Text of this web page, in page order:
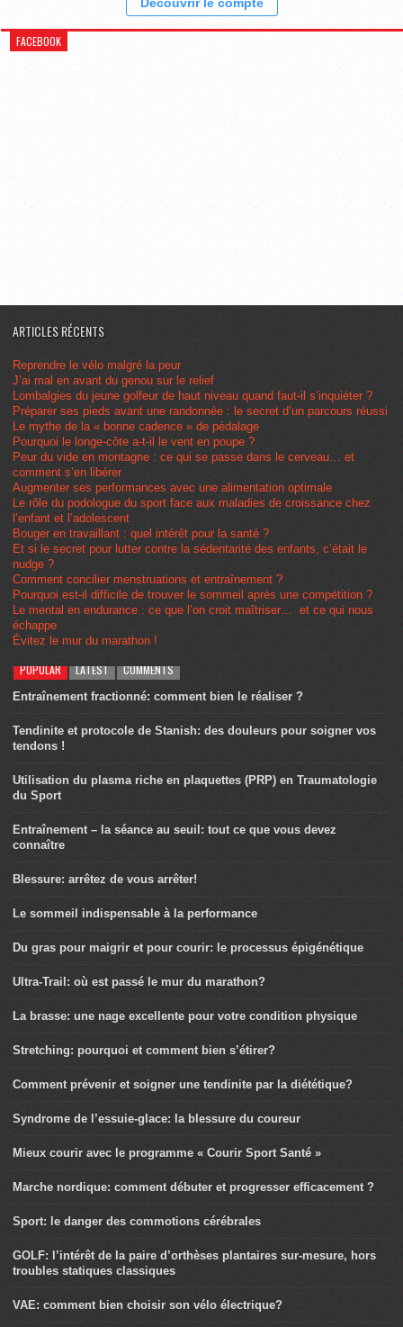
Découvrir le compte
FACEBOOK
ARTICLES RÉCENTS
Reprendre le vélo malgré la peur
J’ai mal en avant du genou sur le relief
Lombalgies du jeune golfeur de haut niveau quand faut-il s’inquiéter ?
Préparer ses pieds avant une randonnée : le secret d’un parcours réussi
Le mythe de la « bonne cadence » de pédalage
Pourquoi le longe-côte a-t-il le vent en poupe ?
Peur du vide en montagne : ce qui se passe dans le cerveau… et
comment s’en libérer
Augmenter ses performances avec une alimentation optimale
Le rôle du podologue du sport face aux maladies de croissance chez
l’enfant et l’adolescent
Bouger en travaillant : quel intérêt pour la santé ?
Et si le secret pour lutter contre la sédentarité des enfants, c’était le
nudge ?
Comment concilier menstruations et entraînement ?
Pourquoi est-il difficile de trouver le sommeil après une compétition ?
Le mental en endurance : ce que l’on croit maîtriser… et ce qui nous
échappe
Évitez le mur du marathon !
POPULAR LATEST COMMENTS
Entraînement fractionné: comment bien le réaliser ?
Tendinite et protocole de Stanish: des douleurs pour soigner vos
tendons !
Utilisation du plasma riche en plaquettes (PRP) en Traumatologie
du Sport
Entraînement – la séance au seuil: tout ce que vous devez
connaître
Blessure: arrêtez de vous arrêter!
Le sommeil indispensable à la performance
Du gras pour maigrir et pour courir: le processus épigénétique
Ultra-Trail: où est passé le mur du marathon?
La brasse: une nage excellente pour votre condition physique
Stretching: pourquoi et comment bien s’étirer?
Comment prévenir et soigner une tendinite par la diététique?
Syndrome de l’essuie-glace: la blessure du coureur
Mieux courir avec le programme « Courir Sport Santé »
Marche nordique: comment débuter et progresser efficacement ?
Sport: le danger des commotions cérébrales
GOLF: l’intérêt de la paire d’orthèses plantaires sur-mesure, hors
troubles statiques classiques
VAE: comment bien choisir son vélo électrique?